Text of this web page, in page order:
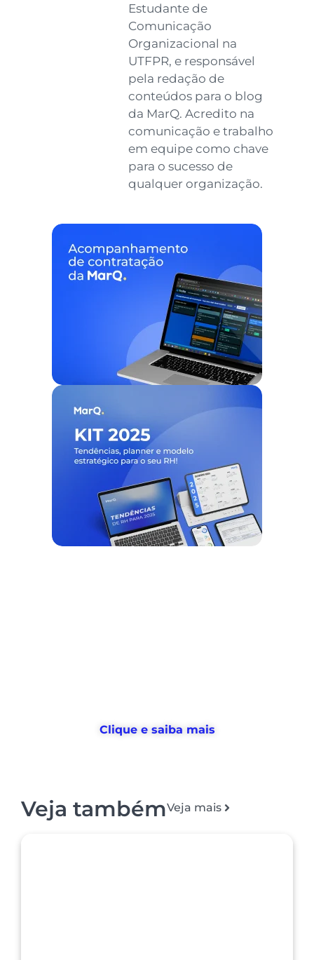
Estudante de
Comunicação
Organizacional na
UTFPR, e responsável
pela redação de
conteúdos para o blog
da MarQ. Acredito na
comunicação e trabalho
em equipe como chave
para o sucesso de
qualquer organização.
Clique e saiba mais
Veja tambémVeja mais